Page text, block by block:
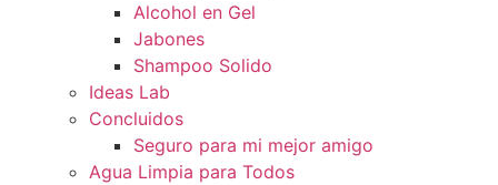
Alcohol en Gel
Jabones
Shampoo Solido
Ideas Lab
Concluidos
Seguro para mi mejor amigo
Agua Limpia para Todos